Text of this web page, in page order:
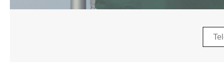
neve